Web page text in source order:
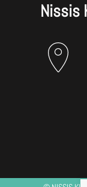
Nissis